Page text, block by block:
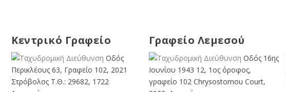
Κεντρικό Γραφείο
Οδός
Περικλέους 63, Γραφείο 102, 2021
Στρόβολος Τ.Θ.: 29682, 1722
Γραφείο Λεμεσού
Οδός 16ης
Ιουνίου 1943 12, 1ος όροφος,
γραφείο 102 Chrysostomou Court,